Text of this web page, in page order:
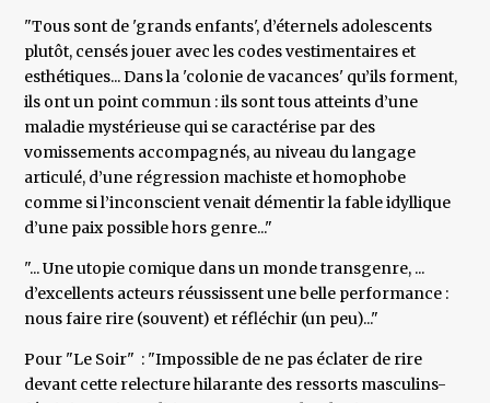
"Tous sont de 'grands enfants', d’éternels adolescents
plutôt, censés jouer avec les codes vestimentaires et
esthétiques... Dans la 'colonie de vacances' qu’ils forment,
ils ont un point commun : ils sont tous atteints d’une
maladie mystérieuse qui se caractérise par des
vomissements accompagnés, au niveau du langage
articulé, d’une régression machiste et homophobe
comme si l’inconscient venait démentir la fable idyllique
d’une paix possible hors genre..."
"... Une utopie comique dans un monde transgenre, ...
d’excellents acteurs réussissent une belle performance :
nous faire rire (souvent) et réfléchir (un peu)..."
Pour "Le Soir" : "Impossible de ne pas éclater de rire
devant cette relecture hilarante des ressorts masculins-